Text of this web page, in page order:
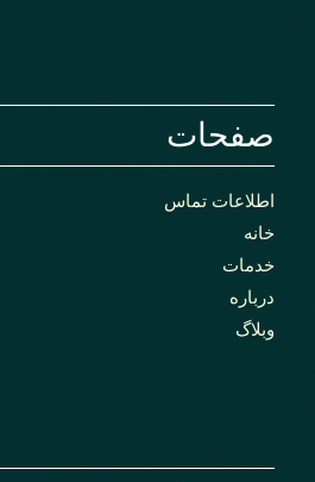
صفحات
اطلاعات تماس
خانه
خدمات
درباره
وبلاگ